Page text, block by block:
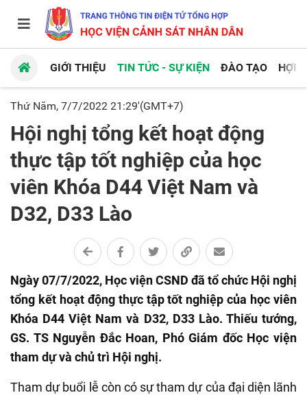
GIỚI THIỆU TIN TỨC - SỰ KIỆN ĐÀO TẠO HỢP
Thứ Năm, 7/7/2022 21:29'(GMT+7)
Hội nghị tổng kết hoạt động
thực tập tốt nghiệp của học
viên Khóa D44 Việt Nam và
D32, D33 Lào
Ngày 07/7/2022, Học viện CSND đã tổ chức Hội nghị
tổng kết hoạt động thực tập tốt nghiệp của học viên
Khóa D44 Việt Nam và D32, D33 Lào. Thiếu tướng,
GS. TS Nguyễn Đắc Hoan, Phó Giám đốc Học viện
tham dự và chủ trì Hội nghị.
Tham dự buổi lễ còn có sự tham dự của đại diện lãnh